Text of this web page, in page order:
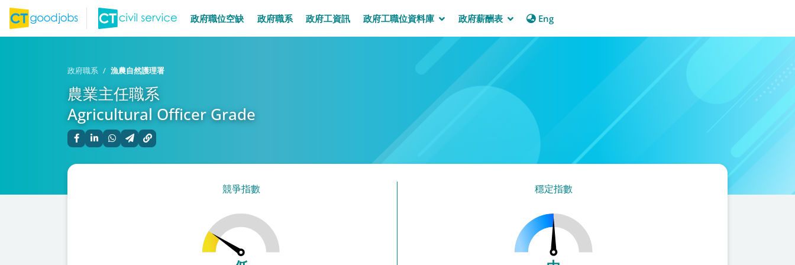
政府職位空缺 政府職系 政府工資訊 政府工職位資料庫 政府薪酬表 Eng
政府職系 漁農自然護理署
農業主任職系
Agricultural Officer Grade
競爭指數 穩定指數